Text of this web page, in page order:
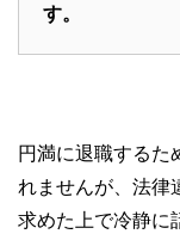
す。
円満に退職するた
れませんが、法律
求めた上で冷静に